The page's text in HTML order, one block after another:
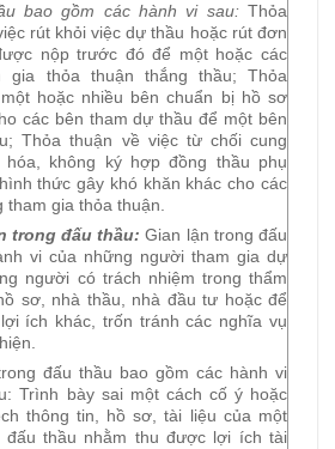
bao gồm các hành vi sau:Thỏa
rút khỏi việc dự thầu hoặc rút đơn
nộp trước đó để một hoặc các
gia thỏa thuận thắng thầu; Thỏa
hoặc nhiều bên chuẩn bị hồ sơ
các bên tham dự thầu để một bên
Thỏa thuận về việc từ chối cung
hóa, không ký hợp đồng thầu phụ
thức gây khó khăn khác cho các
tham gia thỏa thuận.
trong đấu thầu: Gian lận trong đấu
vi của những người tham gia dự
người có trách nhiệm trong thẩm
sơ, nhà thầu, nhà đầu tư hoặc để
ích khác, trốn tránh các nghĩa vụ
đấu thầu bao gồm các hành vi
Trình bày sai một cách cố ý hoặc
thông tin, hồ sơ, tài liệu của một
đấu thầu nhằm thu được lợi ích tài